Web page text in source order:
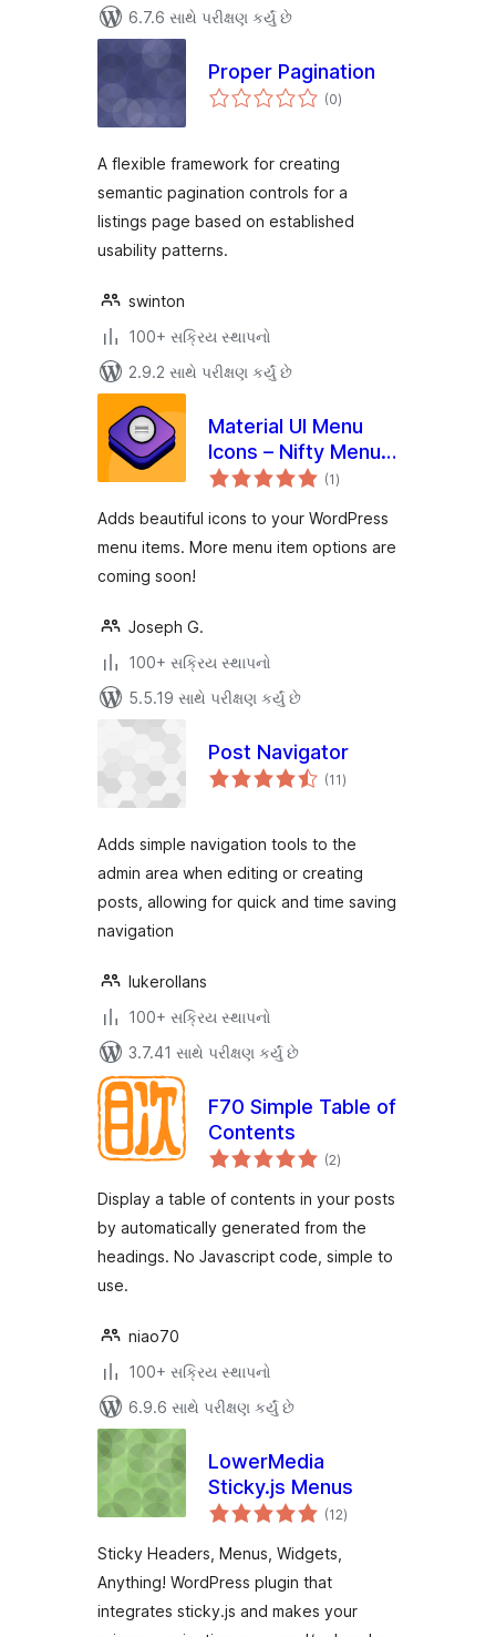
6.7.6 સાથે પરીક્ષણ કર્યું છે
Proper Pagination
(0કુલ
રેટિંગ્સ
)
A flexible framework for creating
semantic pagination controls for a
listings page based on established
usability patterns.
swinton
100+ સક્રિય સ્થાપનો
2.9.2 સાથે પરીક્ષણ કર્યું છે
Material UI Menu
Icons – Nifty Menu
Options
(1કુલ
રેટિંગ્સ
)
Adds beautiful icons to your WordPress
menu items. More menu item options are
coming soon!
Joseph G.
100+ સક્રિય સ્થાપનો
5.5.19 સાથે પરીક્ષણ કર્યું છે
Post Navigator
(11કુલ
રેટિંગ્સ
)
Adds simple navigation tools to the
admin area when editing or creating
posts, allowing for quick and time saving
navigation
lukerollans
100+ સક્રિય સ્થાપનો
3.7.41 સાથે પરીક્ષણ કર્યું છે
F70 Simple Table of
Contents
(2કુલ
રેટિંગ્સ
)
Display a table of contents in your posts
by automatically generated from the
headings. No Javascript code, simple to
use.
niao70
100+ સક્રિય સ્થાપનો
6.9.6 સાથે પરીક્ષણ કર્યું છે
LowerMedia
Sticky.js Menus
(12કુલ
રેટિંગ્સ
)
Sticky Headers, Menus, Widgets,
Anything! WordPress plugin that
integrates sticky.js and makes your